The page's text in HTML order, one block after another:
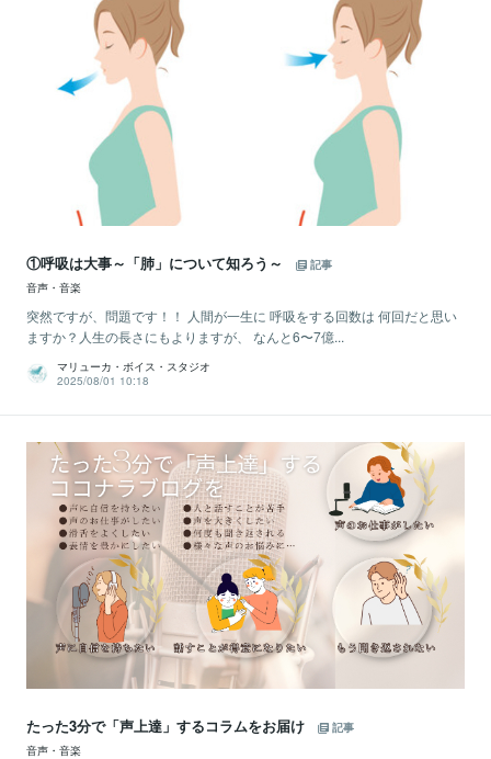
①呼吸は大事～「肺」について知ろう～
記事
音声・音楽
突然ですが、問題です！！ 人間が一生に 呼吸をする回数は 何回だと思い
ますか？人生の長さにもよりますが、 なんと6〜7億...
マリューカ・ボイス・スタジオ
2025/08/01 10:18
たった3分で「声上達」するコラムをお届け
記事
音声・音楽